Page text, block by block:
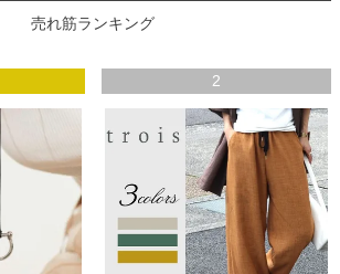
売れ筋ランキング
2